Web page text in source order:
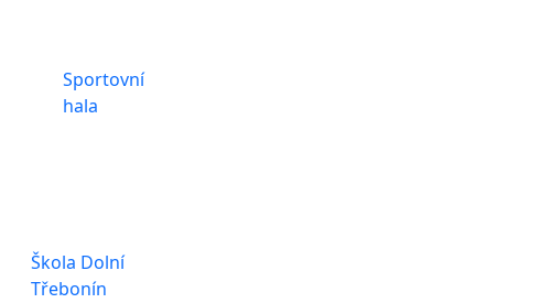
Sportovní
hala
Škola Dolní
Třebonín